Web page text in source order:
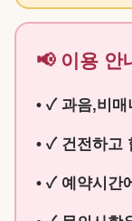
📢 이용 안
• ✓ 과음,비
• ✓ 건전하고
• ✓ 예약시간